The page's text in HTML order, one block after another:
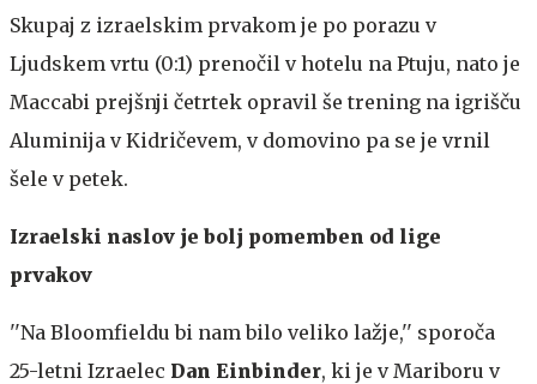
Skupaj z izraelskim prvakom je po porazu v
Ljudskem vrtu (0:1) prenočil v hotelu na Ptuju, nato je
Maccabi prejšnji četrtek opravil še trening na igrišču
Aluminija v Kidričevem, v domovino pa se je vrnil
šele v petek.
Izraelski naslov je bolj pomemben od lige
prvakov
''Na Bloomfieldu bi nam bilo veliko lažje,'' sporoča
25-letni Izraelec Dan Einbinder, ki je v Mariboru v